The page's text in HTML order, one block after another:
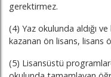
gerektirmez.
(4) Yaz okulunda aldığı
kazanan ön lisans, lisans
(5) Lisansüstü